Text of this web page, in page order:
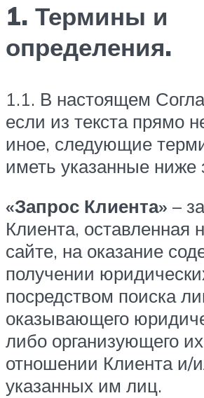
1. Термины и
определения.
1.1. В настоящем
если из текста прямо
иное, следующие
иметь указанные ниже
«Запрос Клиента» –
Клиента, оставленная
сайте, на оказание
получении
посредством поиска
оказывающего
либо организующего
отношении Клиента и/
указанных им лиц.